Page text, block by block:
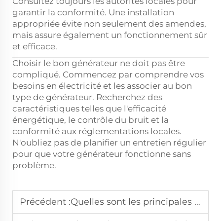
garantir la conformité. Une installation
appropriée évite non seulement des amendes,
mais assure également un fonctionnement sûr
et efficace.
Choisir le bon générateur ne doit pas être
compliqué. Commencez par comprendre vos
besoins en électricité et les associer au bon
type de générateur. Recherchez des
caractéristiques telles que l'efficacité
énergétique, le contrôle du bruit et la
conformité aux réglementations locales.
N'oubliez pas de planifier un entretien régulier
pour que votre générateur fonctionne sans
problème.
Précédent :Quelles sont les principales caractéristiques des groupes électrogènes diesel Cummins?